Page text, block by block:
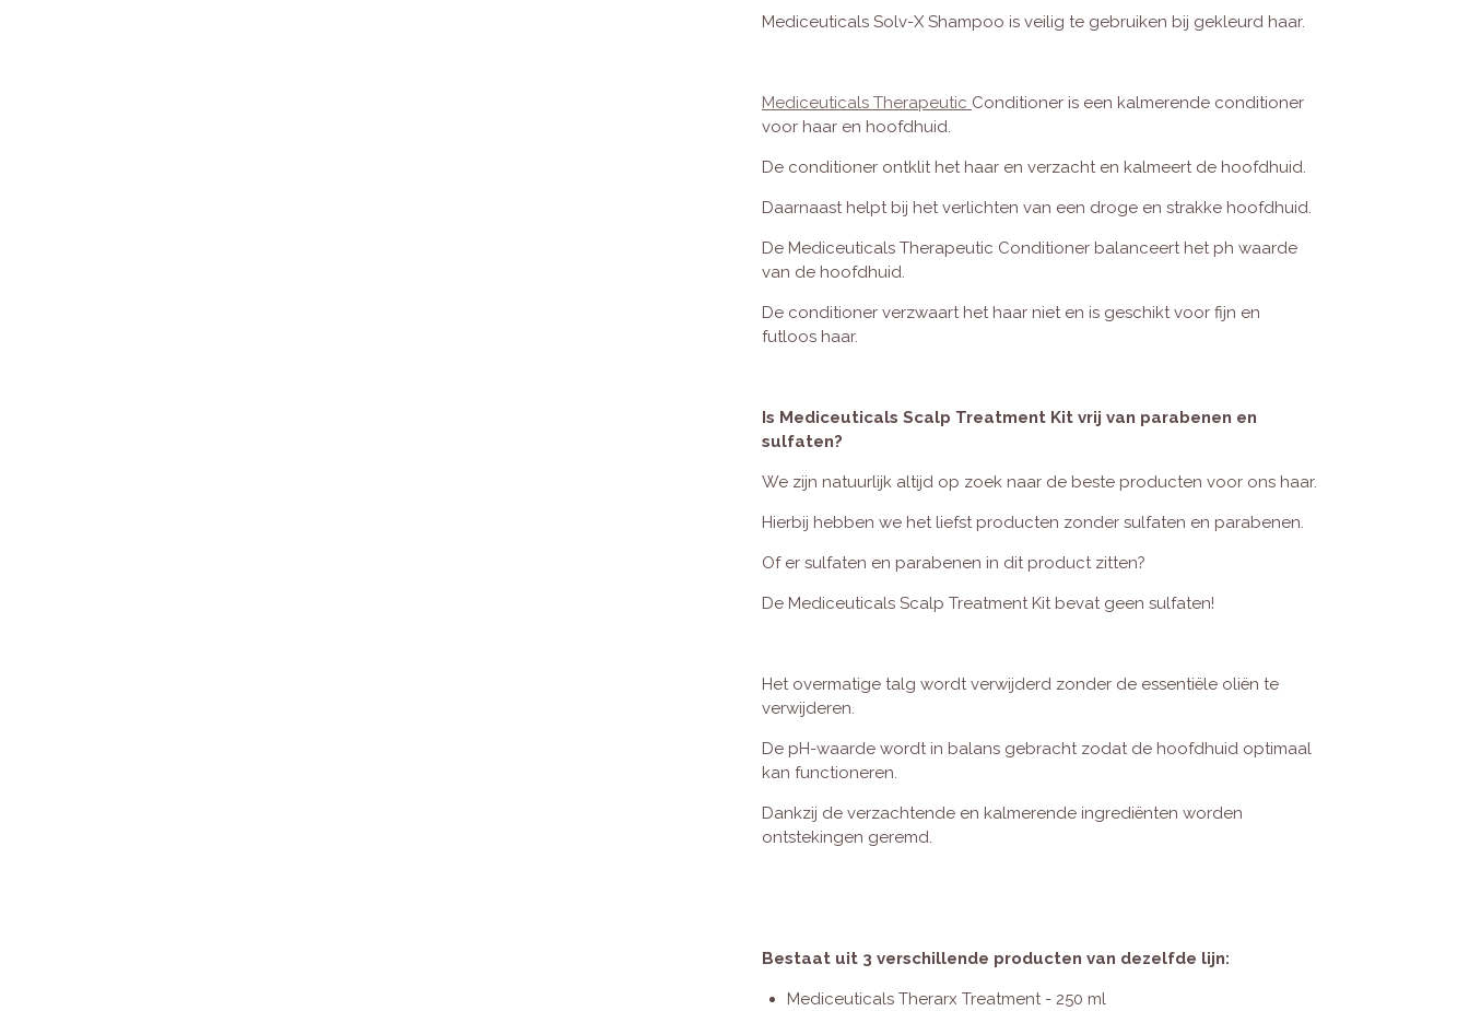
Mediceuticals Solv-X Shampoo is veilig te gebruiken bij gekleurd haar.
Mediceuticals Therapeutic Conditioner is een kalmerende conditioner
voor haar en hoofdhuid.
De conditioner ontklit het haar en verzacht en kalmeert de hoofdhuid.
Daarnaast helpt bij het verlichten van een droge en strakke hoofdhuid.
De Mediceuticals Therapeutic Conditioner balanceert het ph waarde
van de hoofdhuid.
De conditioner verzwaart het haar niet en is geschikt voor fijn en
futloos haar.
Is Mediceuticals Scalp Treatment Kit vrij van parabenen en
sulfaten?
We zijn natuurlijk altijd op zoek naar de beste producten voor ons haar.
Hierbij hebben we het liefst producten zonder sulfaten en parabenen.
Of er sulfaten en parabenen in dit product zitten?
De Mediceuticals Scalp Treatment Kit bevat geen sulfaten!
Het overmatige talg wordt verwijderd zonder de essentiële oliën te
verwijderen.
De pH-waarde wordt in balans gebracht zodat de hoofdhuid optimaal
kan functioneren.
Dankzij de verzachtende en kalmerende ingrediënten worden
ontstekingen geremd.
Bestaat uit 3 verschillende producten van dezelfde lijn:
Mediceuticals Therarx Treatment - 250 ml